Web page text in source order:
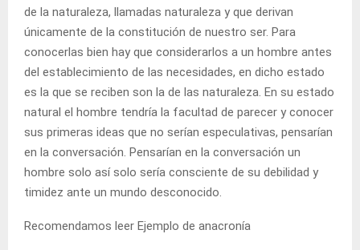
de la naturaleza, llamadas naturaleza y que derivan
únicamente de la constitución de nuestro ser. Para
conocerlas bien hay que considerarlos a un hombre antes
del establecimiento de las necesidades, en dicho estado
es la que se reciben son la de las naturaleza. En su estado
natural el hombre tendría la facultad de parecer y conocer
sus primeras ideas que no serían especulativas, pensarían
en la conversación. Pensarían en la conversación un
hombre solo así solo sería consciente de su debilidad y
timidez ante un mundo desconocido.
Recomendamos leer Ejemplo de anacronía